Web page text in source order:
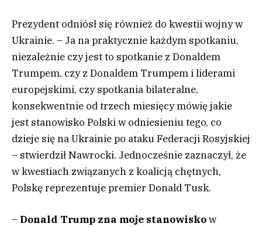
Prezydent odniósł się również do kwestii wojny w
Ukrainie. – Ja na praktycznie każdym spotkaniu,
niezależnie czy jest to spotkanie z Donaldem
Trumpem, czy z Donaldem Trumpem i liderami
europejskimi, czy spotkania bilateralne,
konsekwentnie od trzech miesięcy mówię jakie
jest stanowisko Polski w odniesieniu tego, co
dzieje się na Ukrainie po ataku Federacji Rosyjskiej
– stwierdził Nawrocki. Jednocześnie zaznaczył, że
w kwestiach związanych z koalicją chętnych,
Polskę reprezentuje premier Donald Tusk.
– Donald Trump zna moje stanowiskow